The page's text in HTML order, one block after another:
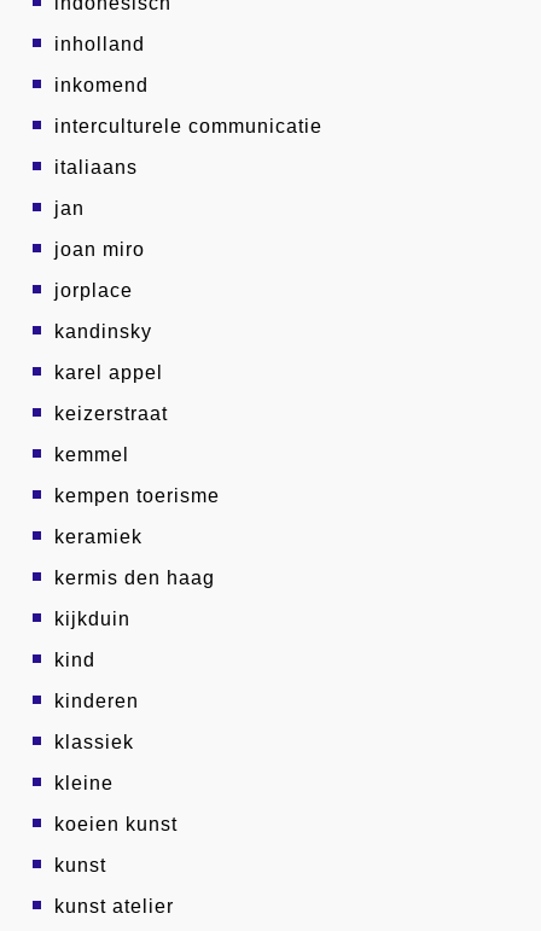
inholland
inkomend
interculturele communicatie
italiaans
jan
joan miro
jorplace
kandinsky
karel appel
keizerstraat
kemmel
kempen toerisme
keramiek
kermis den haag
kijkduin
kind
kinderen
klassiek
kleine
koeien kunst
kunst
kunst atelier